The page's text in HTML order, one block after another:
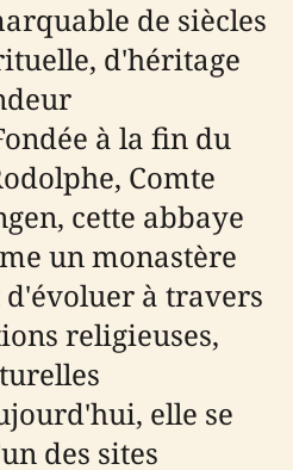
de siècles
d'héritage
à la fin du
Comte
cette abbaye
un monastère
à travers
religieuses,
elle se
des sites